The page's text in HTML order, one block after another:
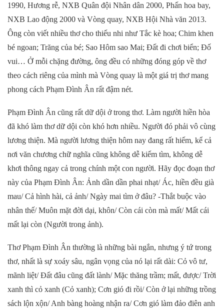
1990, Hương rễ, NXB Quân đội Nhân dân 2000, Phấn hoa bay,
NXB Lao động 2000 và Vòng quay, NXB Hội Nhà văn 2013.
Ông còn viết nhiều thơ cho thiếu nhi như Tắc kè hoa; Chim khen
bé ngoan; Trăng của bé; Sao Hôm sao Mai; Đất đi chơi biển; Đố
vui… Ở mỗi chặng đường, ông đều có những đóng góp về thơ
theo cách riêng của mình mà Vòng quay là một giá trị thơ mang
phong cách Phạm Đình Ân rất đậm nét.
Phạm Đình Ân cũng rất dữ dội ở trong thơ. Làm người hiền hòa
đã khó làm thơ dữ dội còn khó hơn nhiều. Người đó phải vô cùng
lương thiện. Mà người lương thiện hôm nay đang rất hiếm, kể cả
nơi văn chương chữ nghĩa cũng không dễ kiếm tìm, không dễ
khơi thông ngay cả trong chính một con người. Hãy đọc đoạn thơ
này của Phạm Đình Ân: Ảnh dần dần phai nhạt/ Ác, hiền đều già
mau/ Cả hình hài, cả ảnh/ Ngày mai tìm ở đâu? -Thắt buộc vào
nhân thế/ Muôn mặt đời dại, khôn/ Còn cái còn mà mất/ Mất cái
mất lại còn (Người trong ảnh).
Thơ Phạm Đình Ân thường là những bài ngắn, nhưng ý tứ trong
thơ, nhất là sự xoáy sâu, ngân vọng của nó lại rất dài: Cỏ vô tư,
mãnh liệt/ Đất đâu cũng đất lành/ Mặc thăng trầm; mất, được/ Trời
xanh thì cỏ xanh (Cỏ xanh); Cơn gió đi rồi/ Còn ở lại những trồng
sách lộn xộn/ Anh bàng hoàng nhận ra/ Cơn gió làm đảo điên anh